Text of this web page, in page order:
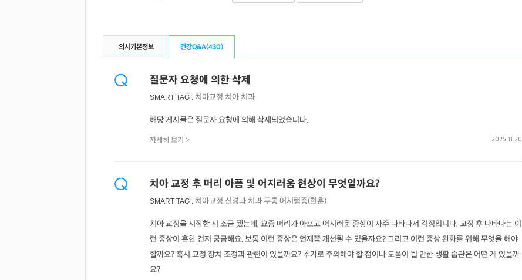
의사기본정보 건강Q&A(430)
질문자 요청에 의한 삭제
SMART TAG : 치아교정 치아 치과
해당 게시물은 질문자 요청에 의해 삭제되었습니다.
자세히 보기 > 2025.11.20
치아 교정 후 머리 아픔 및 어지러움 현상이 무엇일까요?
SMART TAG : 치아교정 신경과 치과두통어지럼증(현훈)
치아 교정을 시작한 지 조금 됐는데, 요즘 머리가 아프고 어지러운 증상이 자주 나타나서 걱정입니다. 교정 후 나타나는 이
런 증상이 흔한 건지 궁금해요. 보통 이런 증상은 언제쯤 개선될 수 있을까요? 그리고 이런 증상 완화를 위해 무엇을 해야
할까요? 혹시 교정 장치 조정과 관련이 있을까요? 추가로 주의해야 할 점이나 도움이 될 만한 생활 습관은 어떤 게 있을까
요?